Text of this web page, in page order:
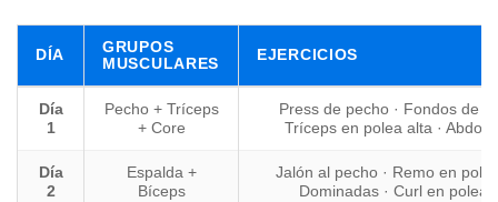
DÍA
GRUPOS
MUSCULARES
EJERCICIOS
Día
1
Pecho + Tríceps
+ Core
Press de pecho · Fondos de
Tríceps en polea alta ·
Día
2
Espalda +
Bíceps
Jalón al pecho · Remo en
Dominadas · Curl en polea